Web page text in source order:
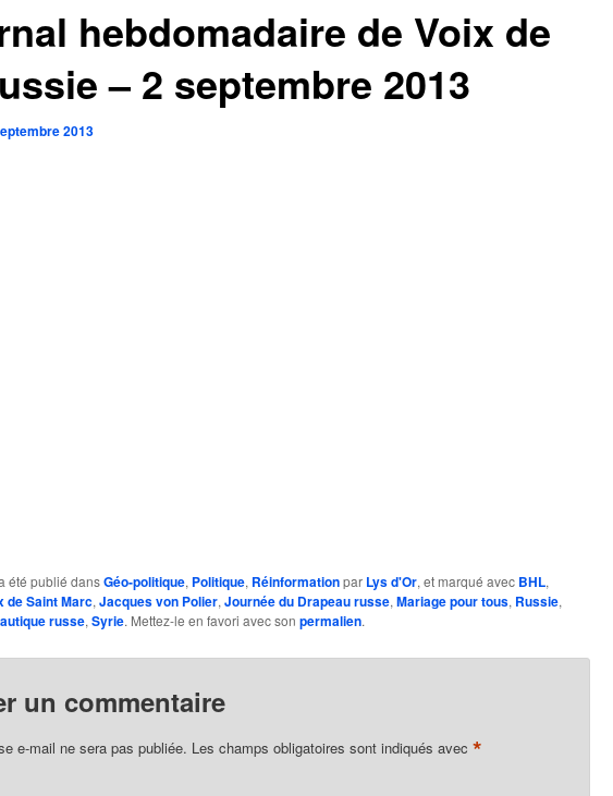
hebdomadaire de Voix de
– 2 septembre 2013
2013
été publié dansGéo-politique, Politique, Réinformationpar Lys d'Or, et marqué avec BHL,
de Saint Marc,Jacques von Polier,Journée du Drapeau russe,Mariage pour tous, Russie,
russe,Syrie. Mettez-le en favori avec son permalien.
un commentaire
e-mail ne sera pas publiée. Les champs obligatoires sont indiqués avec *